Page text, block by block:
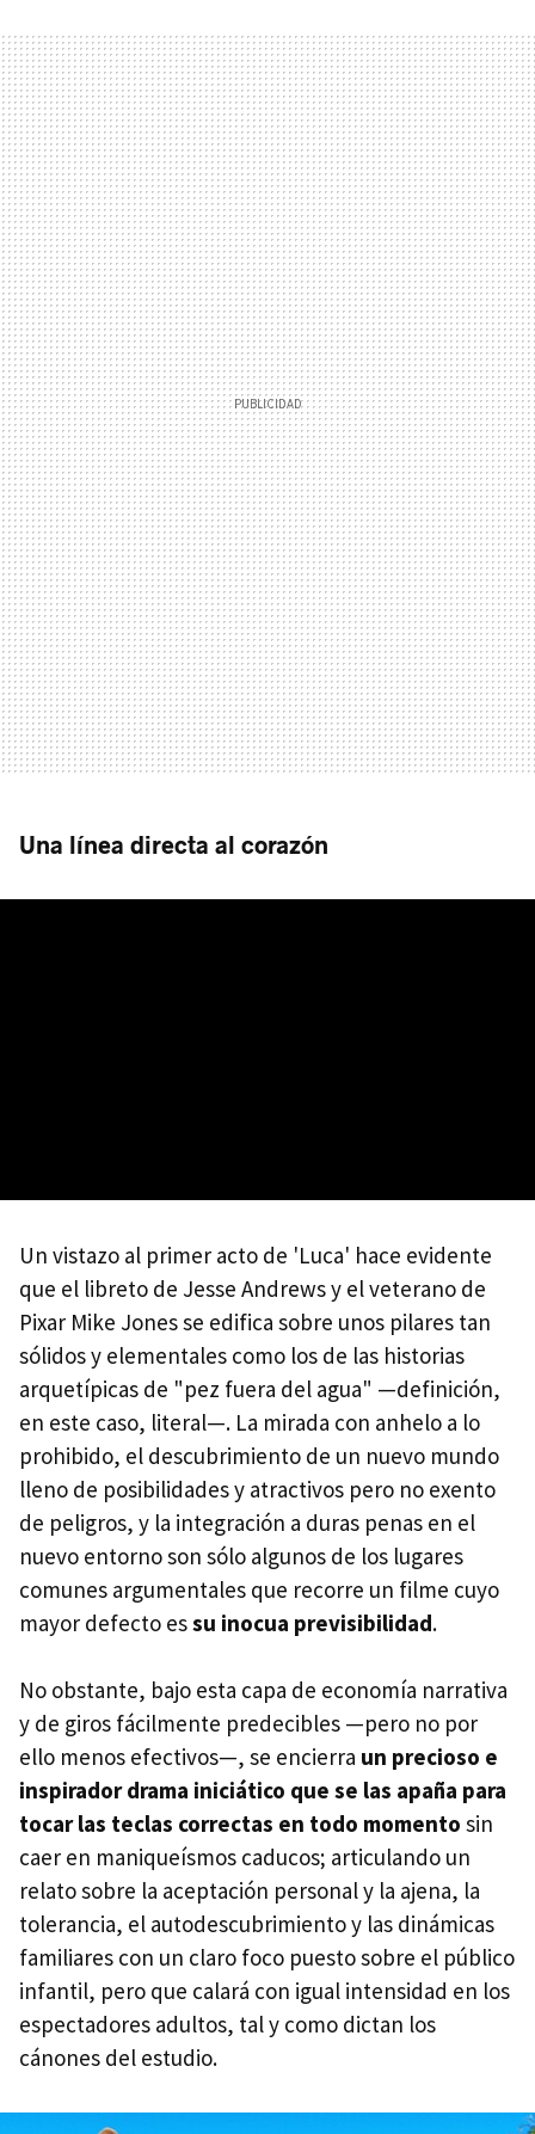
Una línea directa al corazón
Un vistazo al primer acto de 'Luca' hace evidente
que el libreto de Jesse Andrews y el veterano de
Pixar Mike Jones se edifica sobre unos pilares tan
sólidos y elementales como los de las historias
arquetípicas de "pez fuera del agua" —definición,
en este caso, literal—. La mirada con anhelo a lo
prohibido, el descubrimiento de un nuevo mundo
lleno de posibilidades y atractivos pero no exento
de peligros, y la integración a duras penas en el
nuevo entorno son sólo algunos de los lugares
comunes argumentales que recorre un filme cuyo
mayor defecto essu inocua previsibilidad.
No obstante, bajo esta capa de economía narrativa
y de giros fácilmente predecibles —pero no por
ello menos efectivos—, se encierra un precioso e
inspirador drama iniciático que se las apaña para
tocar las teclas correctas en todo momento sin
caer en maniqueísmos caducos; articulando un
relato sobre la aceptación personal y la ajena, la
tolerancia, el autodescubrimiento y las dinámicas
familiares con un claro foco puesto sobre el público
infantil, pero que calará con igual intensidad en los
espectadores adultos, tal y como dictan los
cánones del estudio.